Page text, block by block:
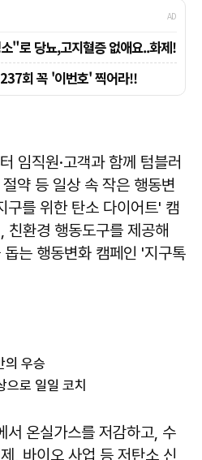
임직원·고객과 함께 텀블러
약 등 일상 속 작은 행동변
구를 위한 탄소 다이어트' 캠
친환경 행동도구를 제공해
는 행동변화 캠페인 '지구톡
의 우승
로 일일 코치
서 온실가스를 저감하고, 수
, 바이오 사업 등 저탄소 신